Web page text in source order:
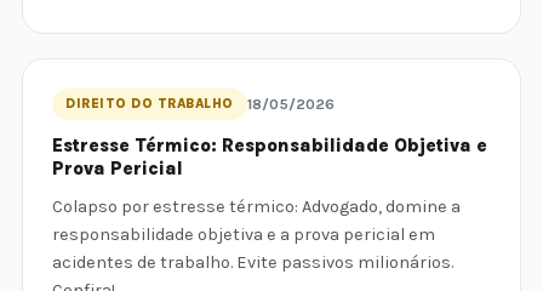
DIREITO DO TRABALHO 18/05/2026
Estresse Térmico: Responsabilidade Objetiva e
Prova Pericial
Colapso por estresse térmico: Advogado, domine a
responsabilidade objetiva e a prova pericial em
acidentes de trabalho. Evite passivos milionários.